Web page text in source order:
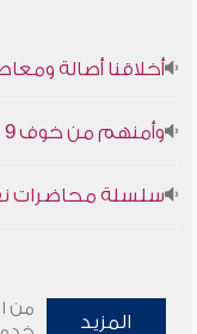
أخلاقنا أصالة
وأمنهم من خوف 9
سلسلة محاضرات
المزيد
من